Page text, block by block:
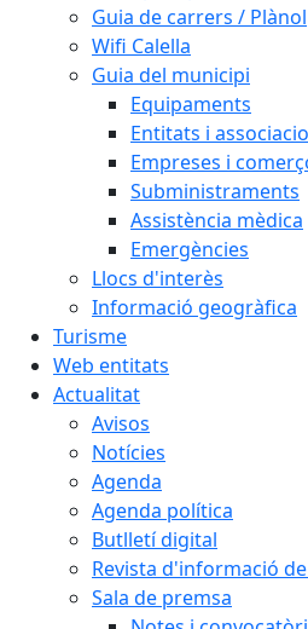
Guia de carrers / Plànol
Wifi Calella
Guia del municipi
Equipaments
Entitats i
Empreses i
Subministraments
Assistència mèdica
Emergències
Llocs d'interès
Informació geogràfica
Turisme
Web entitats
Actualitat
Avisos
Notícies
Agenda
Agenda política
Butlletí digital
Revista d'informació
Sala de premsa